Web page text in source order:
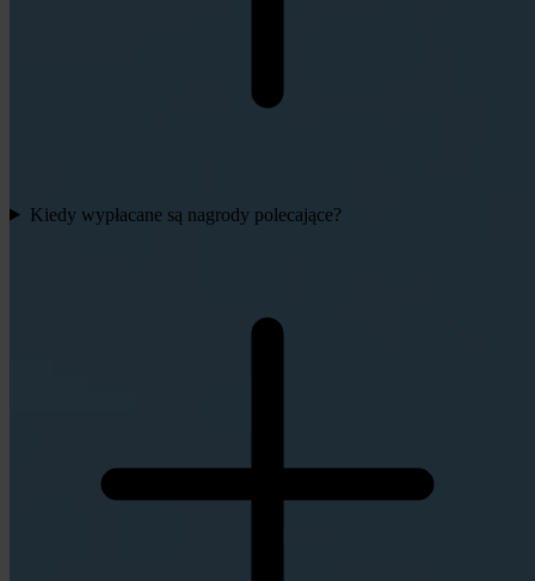
Kiedy wypłacane są nagrody polecające?